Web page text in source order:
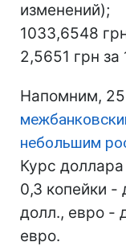
изменений);
1033,6548
2,5651 грн
Напомним, 25
небольшим
Курс доллара
0,3 копейки -
долл., евро -
евро.